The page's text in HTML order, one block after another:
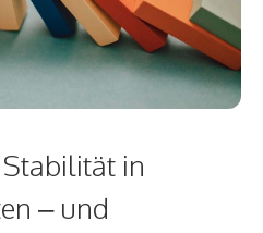
in
– und